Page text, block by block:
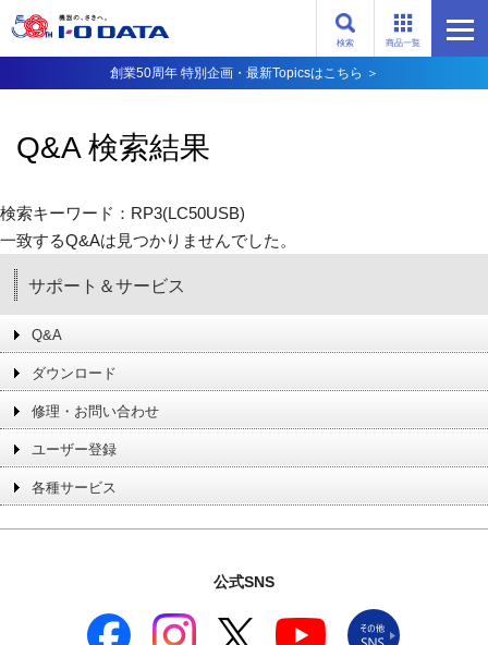
商品一覧
検索
創業50周年 特別企画・最新Topicsはこちら ＞
Q&A 検索結果
検索キーワード：RP3(LC50USB)
一致するQ&Aは見つかりませんでした。
サポート＆サービス
Q&A
ダウンロード
修理・お問い合わせ
ユーザー登録
各種サービス
公式SNS